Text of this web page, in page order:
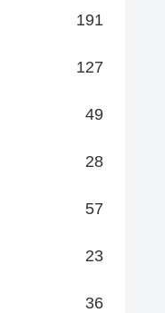
191
127
49
28
57
23
36